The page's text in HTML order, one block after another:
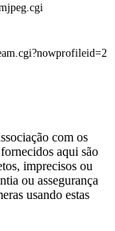
com os
aqui são
imprecisos ou
ou assegurança
usando estas